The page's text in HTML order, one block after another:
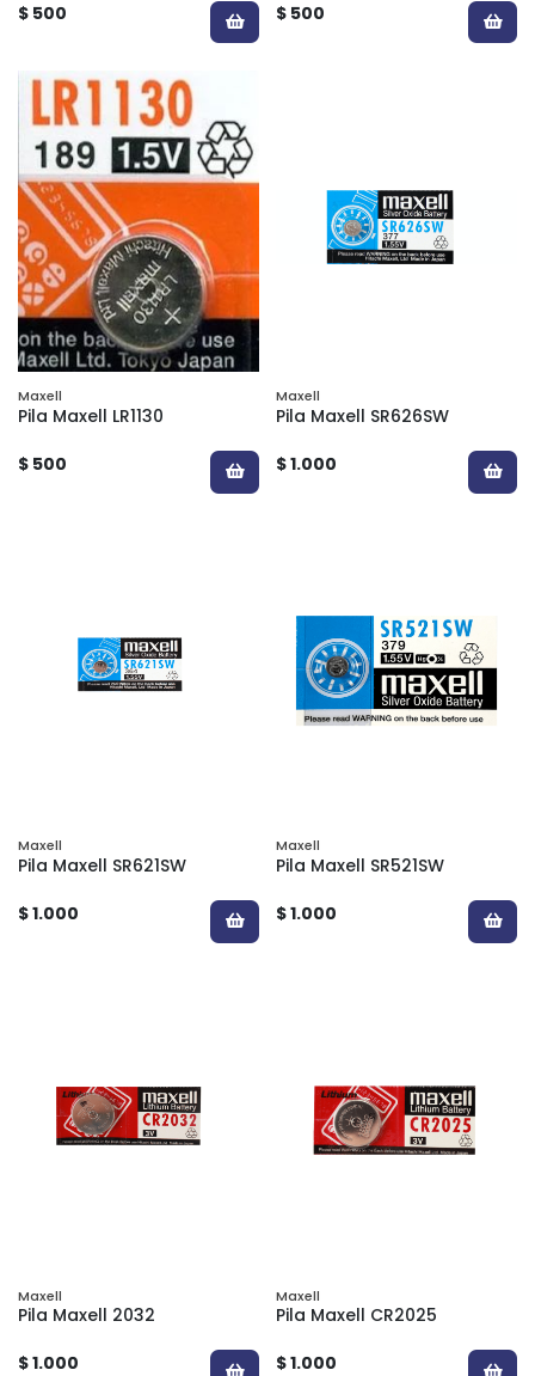
$ 500
$ 500
Maxell
Pila Maxell LR1130
$ 500
Maxell
Pila Maxell SR626SW
$ 1.000
Maxell
Pila Maxell SR621SW
$ 1.000
Maxell
Pila Maxell SR521SW
$ 1.000
Maxell
Pila Maxell 2032
$ 1.000
Maxell
Pila Maxell CR2025
$ 1.000